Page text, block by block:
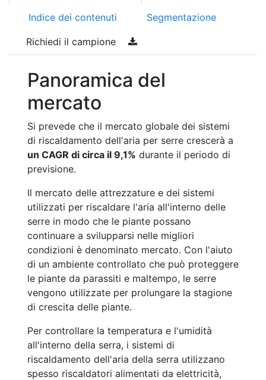
Indice dei contenuti Segmentazione
Richiedi il campione
Panoramica del
mercato
Si prevede che il mercato globale dei sistemi
di riscaldamento dell'aria per serre crescerà a
un CAGR di circa il 9,1% durante il periodo di
previsione.
Il mercato delle attrezzature e dei sistemi
utilizzati per riscaldare l'aria all'interno delle
serre in modo che le piante possano
continuare a svilupparsi nelle migliori
condizioni è denominato mercato. Con l'aiuto
di un ambiente controllato che può proteggere
le piante da parassiti e maltempo, le serre
vengono utilizzate per prolungare la stagione
di crescita delle piante.
Per controllare la temperatura e l'umidità
all'interno della serra, i sistemi di
riscaldamento dell'aria della serra utilizzano
spesso riscaldatori alimentati da elettricità,